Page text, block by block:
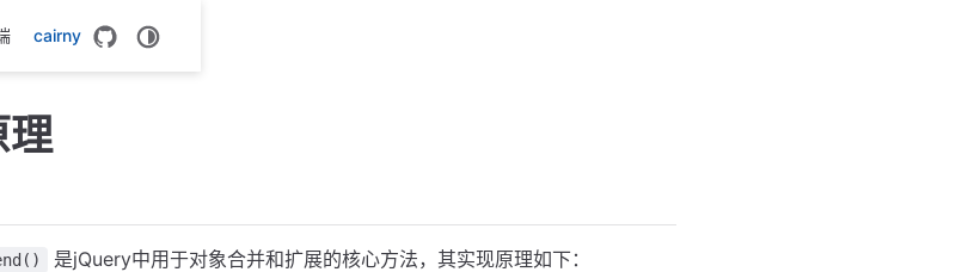
cairny
是jQuery中用于对象合并和扩展的核心方法，其实现原理如下：